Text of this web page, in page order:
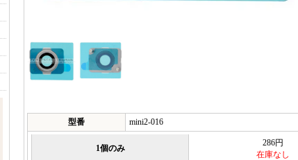
型番 mini2-016
1個のみ
286円
在庫なし